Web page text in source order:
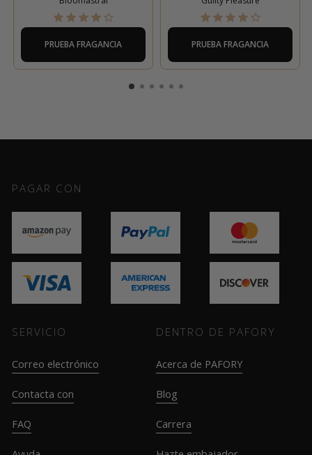
PRUEBA FRAGANCIA PRUEBA FRAGANCIA
PAGAR CON
SERVICIO
Correo electrónico
Contacta con
FAQ
DENTRO DE PAFORY
Acerca de PAFORY
Blog
Carrera